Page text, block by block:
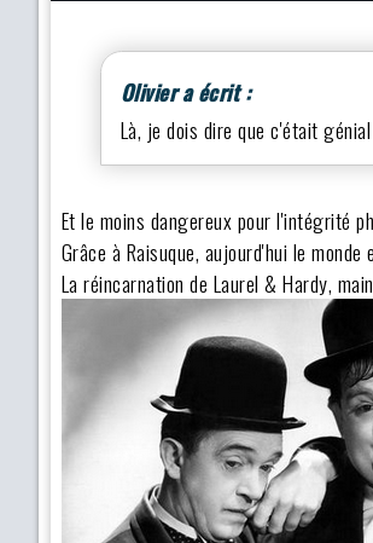
Olivier a écrit :
Là, je dois dire que c'était
Et le moins dangereux pour l'intégrité
Grâce à Raisuque, aujourd'hui le
La réincarnation de Laurel & Hardy,